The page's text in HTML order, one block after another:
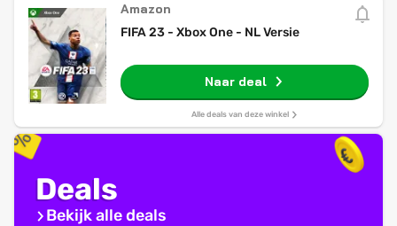
Amazon
FIFA 23 - Xbox One - NL Versie
Naar deal
Alle deals van deze winkel
Deals
Bekijk alle deals